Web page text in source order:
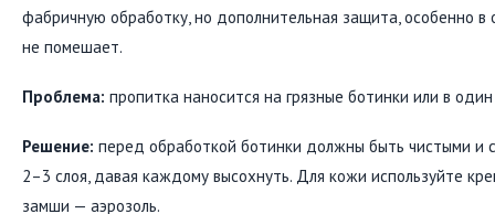
фабричную обработку, но дополнительная защита, особенно в
не помешает.
Проблема: пропитка наносится на грязные ботинки или в
Решение: перед обработкой ботинки должны быть чистыми и
2–3 слоя, давая каждому высохнуть. Для кожи используйте
замши — аэрозоль.